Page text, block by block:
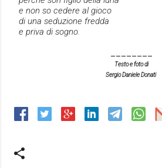
e non so cedere al gioco
di una seduzione fredda
e priva di sogno.
Testo e foto di
Sergio Daniele Donati